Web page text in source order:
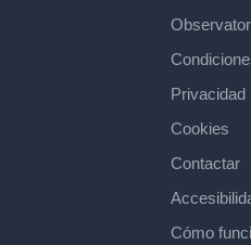
Privacidad
Cookies
Contactar
Cómo